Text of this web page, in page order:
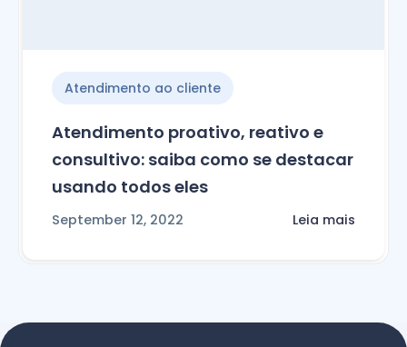
Atendimento ao cliente
Atendimento proativo, reativo e
consultivo: saiba como se destacar
usando todos eles
September 12, 2022 Leia mais